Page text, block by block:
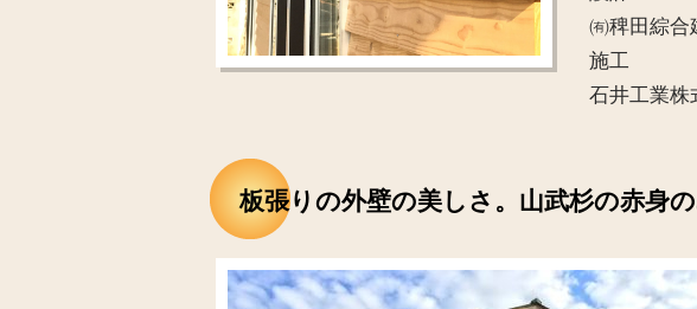
㈲稗田綜合
施工
石井工業株
板張りの外壁の美しさ。山武杉の赤身